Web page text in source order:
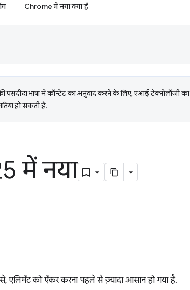
Chrome में नया क्या है
भाषा में कॉन्टेंट का अनुवाद करने के लिए, एआई टेक्नोलॉजी का
हो सकती हैं.
में नया
एलिमेंट को ऐंकर करना पहले से ज़्यादा आसान हो गया है.